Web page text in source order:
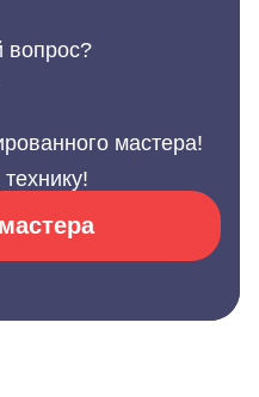
вопрос?
мастера!